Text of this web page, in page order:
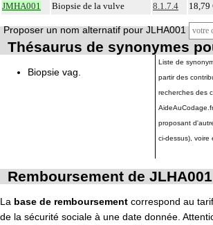
JMHA001 Biopsie de la vulve 8.1.7.4 18,79
Proposer un nom alternatif pour JLHA001
Thésaurus de synonymes
Biopsie vag.
Liste de
partir des
recherches des
proposant
ci-dessus), voire
Remboursement de JLHA001
La base de remboursement correspond au
de la sécurité sociale à une date donnée.